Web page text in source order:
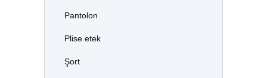
Pantolon
Plise etek
Şort